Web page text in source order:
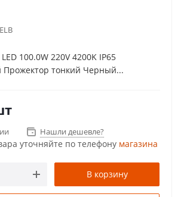
100.0W 220V 4200K IP65
Прожектор тонкий Черный...
Нашли дешевле?
уточняйте по телефону магазина
В корзину